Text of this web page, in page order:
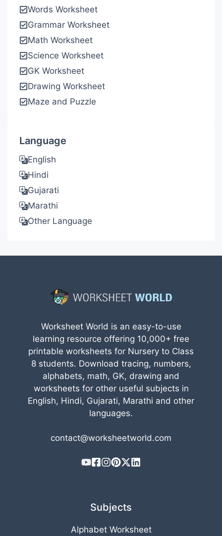
Words Worksheet
Grammar Worksheet
Math Worksheet
Science Worksheet
GK Worksheet
Drawing Worksheet
Maze and Puzzle
Language
English
Hindi
Gujarati
Marathi
Other Language
Worksheet World is an easy-to-use
learning resource offering 10,000+ free
printable worksheets for Nursery to Class
8 students. Download tracing, numbers,
alphabets, math, GK, drawing and
worksheets for other useful subjects in
English, Hindi, Gujarati, Marathi and other
languages.
contact@worksheetworld.com
Subjects
Alphabet Worksheet